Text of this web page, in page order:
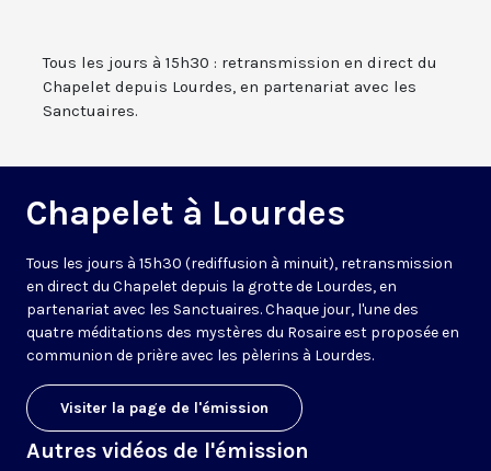
Tous les jours à 15h30 : retransmission en direct du
Chapelet depuis Lourdes, en partenariat avec les
Sanctuaires.
Chapelet à Lourdes
Tous les jours à 15h30 (rediffusion à minuit), retransmission
en direct du Chapelet depuis la grotte de Lourdes, en
partenariat avec les Sanctuaires. Chaque jour, l'une des
quatre méditations des mystères du Rosaire est proposée en
communion de prière avec les pèlerins à Lourdes.
Visiter la page de l'émission
Autres vidéos de l'émission